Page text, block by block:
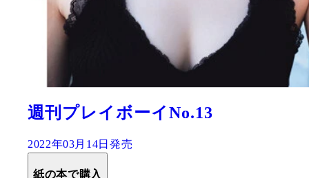
週刊プレイボーイNo.13
2022年03月14日発売
紙の本で購入